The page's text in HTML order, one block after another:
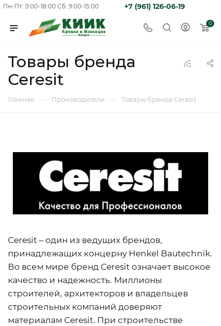
Пн-Пт: 9:00-18:00 Сб: 9:00-15:00 +7 (961) 126-06-19
0
Товары бренда
Ceresit
Главная — Производители — Товары бренда Ceresit
Ceresit – один из ведущих брендов,
принадлежащих концерну Henkel Bautechnik.
Во всем мире бренд Ceresit означает высокое
качество и надежность. Миллионы
строителей, архитекторов и владельцев
строительных компаний доверяют
материалам Ceresit. При строительстве